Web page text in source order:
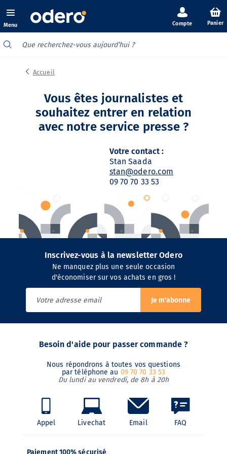
Menu Panier
Accueil
Vous êtes journalistes et
souhaitez entrer en relation
avec notre service presse ?
Votre contact :
Stan Saada
stan@odero.com
09 70 70 33 53
Inscrivez-vous à la newsletter Odero
Ne manquez plus une seule occasion
d'économiser sur vos achats en gros !
Je m'abonne
Paiement 100% sécurisé
Besoin d'aide pour passer commande ?
Nous répondrons à toutes vos questions
par téléphone au 09 70 70 33 53
Du lundi au vendredi, de 8h à 20h
Appel Livechat Email FAQ